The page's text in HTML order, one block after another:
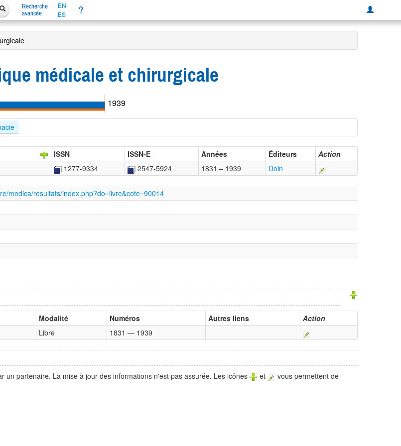
Recherche
avancée
EN
ES
?
médicale et chirurgicale
1939
ISSN ISSN-E Années Éditeurs
Action
1277-9334 2547-5924 1831 – 1939 Doin
medica/resultats/index.php?do=livre&cote=90014
Modalité Numéros Autres liens
Action
Libre 1831 — 1939
partenaire. La mise à jour des informations n'est pas assurée. Les icônes et
vous permettent de